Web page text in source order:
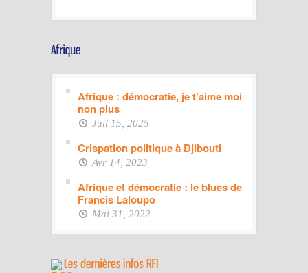
Afrique : démocratie, je t’aime moi
non plus
Juil 15, 2025
Crispation politique à Djibouti
Avr 14, 2023
Afrique et démocratie : le blues de
Francis Laloupo
Mai 31, 2022